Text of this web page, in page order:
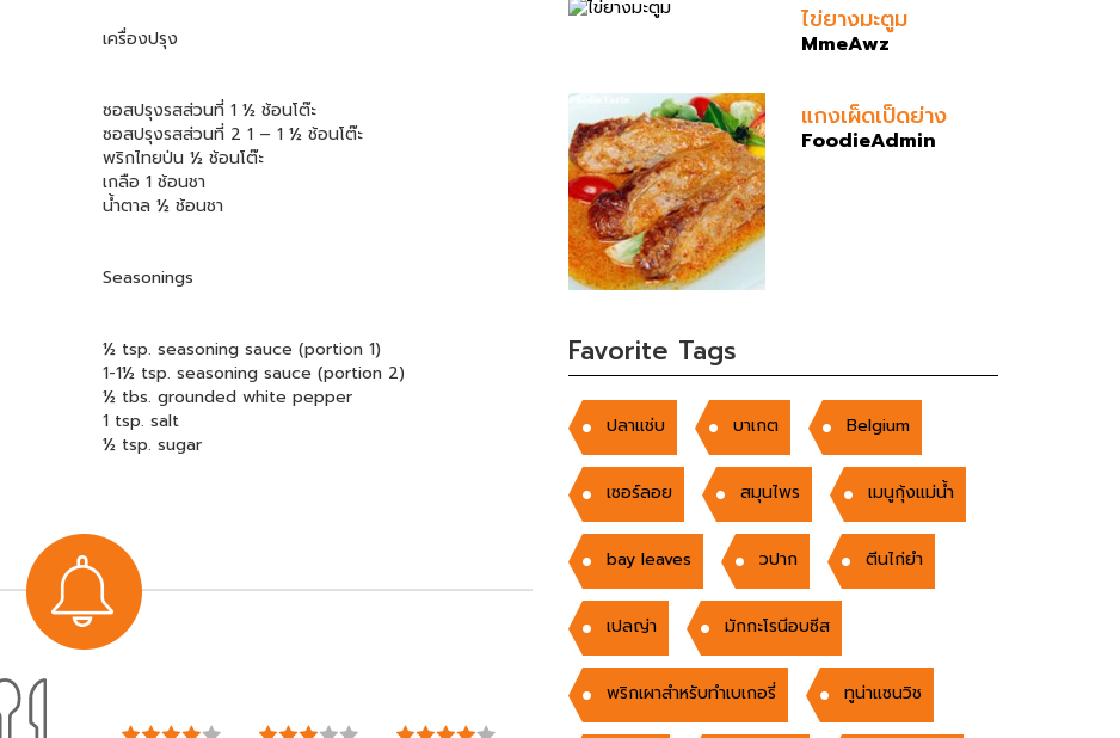
เครื่องปรุง
ซอสปรุงรสส่วนที่ 1 ½ ช้อนโต๊ะ
ซอสปรุงรสส่วนที่ 2 1 – 1 ½ ช้อนโต๊ะ
พริกไทยป่น ½ ช้อนโต๊ะ
เกลือ 1 ช้อนชา
น้ำตาล ½ ช้อนชา
Seasonings
½ tsp. seasoning sauce (portion 1)
1-1½ tsp. seasoning sauce (portion 2)
½ tbs. grounded white pepper
1 tsp. salt
½ tsp. sugar
ไข่ยางมะตูม
MmeAwz
แกงเผ็ดเป็ดย่าง
FoodieAdmin
Favorite Tags
ปลาแช่บ บาเกต Belgium
เซอร์ลอย สมุนไพร เมนูกุ้งแม่น้ำ
bay leaves วปาก ตีนไก่ยำ
เปลญ่า มักกะโรนีอบซีส
พริกเผาสำหรับทำเบเกอรี่ ทูน่าแซนวิช